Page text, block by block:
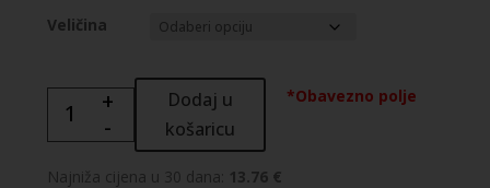
Veličina
DERCOS
protiv
+
-
Dodaj u
košaricu
*Obavezno polje
Najniža cijena u 30 dana: 13.76 €